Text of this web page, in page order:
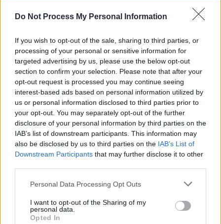
Do Not Process My Personal Information
If you wish to opt-out of the sale, sharing to third parties, or
processing of your personal or sensitive information for
targeted advertising by us, please use the below opt-out
section to confirm your selection. Please note that after your
opt-out request is processed you may continue seeing
interest-based ads based on personal information utilized by
us or personal information disclosed to third parties prior to
your opt-out. You may separately opt-out of the further
disclosure of your personal information by third parties on the
IAB’s list of downstream participants. This information may
also be disclosed by us to third parties on the IAB’s List of
Downstream Participants that may further disclose it to other
Personal Data Processing Opt Outs
I want to opt-out of the Sharing of my
personal data.
Opted In
încoronat ca „rege al
mojiciilor” pe teren
*Jose Mourinho a fost dat afară de la
Tottenham pentru rezultate slabe, dar se umple
de bani. Va fi despăgubit cu o sumă enormă
*Legendarul ciclist Lance Armstrong nu doar
că s-a dopat, dar a avut și un motoraș instalat
pe bicicletă!
- Advertisement -